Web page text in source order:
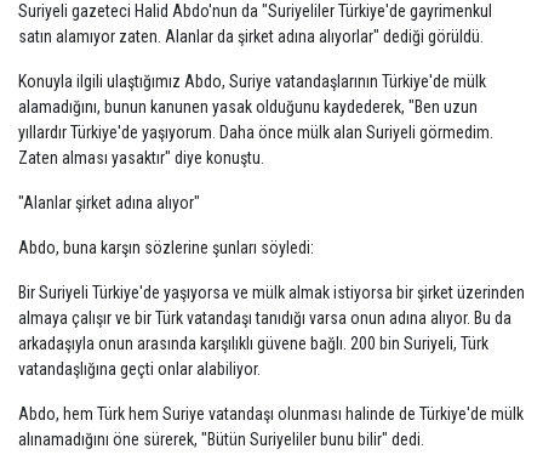
Suriyeli gazeteci Halid Abdo'nun da "Suriyeliler Türkiye'de gayrimenkul
satın alamıyor zaten. Alanlar da şirket adına alıyorlar" dediği görüldü.
Konuyla ilgili ulaştığımız Abdo, Suriye vatandaşlarının Türkiye'de mülk
alamadığını, bunun kanunen yasak olduğunu kaydederek, "Ben uzun
yıllardır Türkiye'de yaşıyorum. Daha önce mülk alan Suriyeli görmedim.
Zaten alması yasaktır" diye konuştu.
"Alanlar şirket adına alıyor"
Abdo, buna karşın sözlerine şunları söyledi:
Bir Suriyeli Türkiye'de yaşıyorsa ve mülk almak istiyorsa bir şirket üzerinden
almaya çalışır ve bir Türk vatandaşı tanıdığı varsa onun adına alıyor. Bu da
arkadaşıyla onun arasında karşılıklı güvene bağlı. 200 bin Suriyeli, Türk
vatandaşlığına geçti onlar alabiliyor.
Abdo, hem Türk hem Suriye vatandaşı olunması halinde de Türkiye'de mülk
alınamadığını öne sürerek, "Bütün Suriyeliler bunu bilir" dedi.